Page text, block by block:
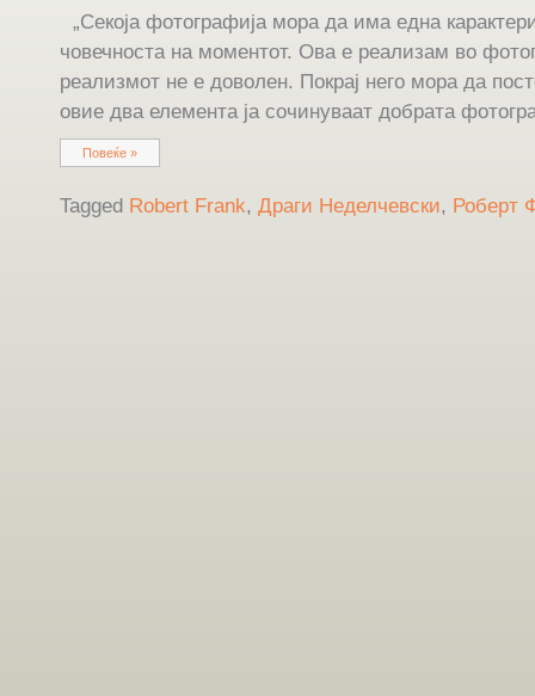
„Секоја фотографија мора да има една
човечноста на моментот. Ова е реализам во
реализмот не е доволен. Покрај него мора да
овие два елемента ја сочинуваат добрата
Повеќе »
Tagged Robert Frank, Драги Неделчевски, Роберт